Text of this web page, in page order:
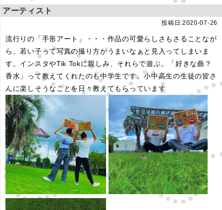
アーティスト
投稿日:2020-07-26
流行りの「手形アート」・・・作品の可愛らしさもさることなが
ら、若い子って写真の撮り方がうまいなぁと見入ってしまいま
す。インスタやTik Tokに親しみ、それらで遊ぶ。「好きな曲？
香水」って教えてくれたのも中学生です。小中高生の生徒の皆さ
んに楽しそうなことを日々教えてもらっています